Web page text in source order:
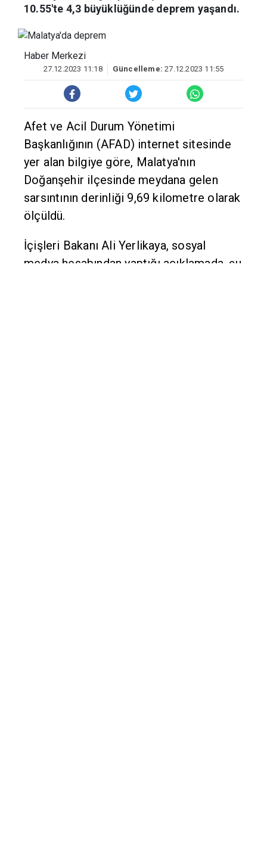
10.55'te 4,3 büyüklüğünde deprem yaşandı.
Haber Merkezi
27.12.2023 11:18 Güncelleme: 27.12.2023 11:55
Afet ve Acil Durum Yönetimi
Başkanlığının (AFAD) internet sitesinde
yer alan bilgiye göre, Malatya'nın
Doğanşehir ilçesinde meydana gelen
sarsıntının derinliği 9,69 kilometre olarak
ölçüldü.
İçişleri Bakanı Ali Yerlikaya, sosyal
medya hesabından yaptığı açıklamada, şu